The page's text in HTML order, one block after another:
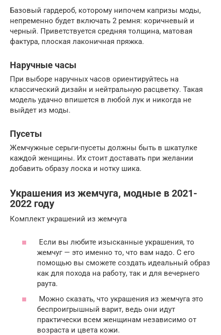
Базовый гардероб, которому нипочем капризы моды,
непременно будет включать 2 ремня: коричневый и
черный. Приветствуется средняя толщина, матовая
фактура, плоская лаконичная пряжка.
Наручные часы
При выборе наручных часов ориентируйтесь на
классический дизайн и нейтральную расцветку. Такая
модель удачно впишется в любой лук и никогда не
выйдет из моды.
Пусеты
Жемчужные серьги-пусеты должны быть в шкатулке
каждой женщины. Их стоит доставать при желании
добавить образу лоска и нотку шика.
Украшения из жемчуга, модные в 2021-
2022 году
Комплект украшений из жемчуга
Если вы любите изысканные украшения, то
жемчуг — это именно то, что вам надо. С его
помощью вы сможете создать идеальный образ
как для похода на работу, так и для вечернего
раута.
Можно сказать, что украшения из жемчуга это
беспроигрышный варит, ведь они идут
практически всем женщинам независимо от
возраста и цвета кожи.